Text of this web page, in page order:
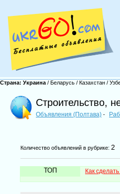
Страна: Украина / Беларусь / Казахстан /
Строительство,
Объявления (Полтава) -
Количество объявлений в рубрике: 2
ТОП Как